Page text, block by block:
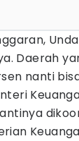
Daerah
nanti